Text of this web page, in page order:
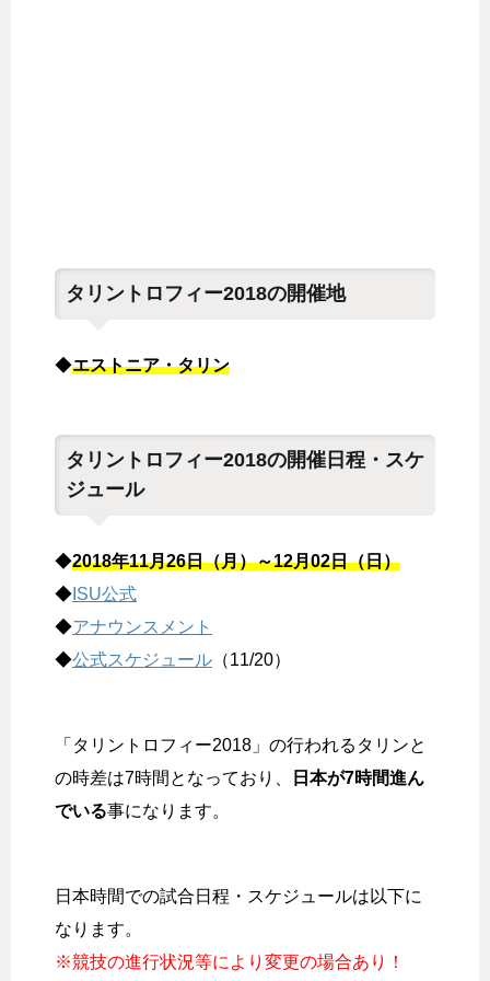
タリントロフィー2018の開催地
◆エストニア・タリン
タリントロフィー2018の開催日程・スケ
ジュール
◆2018年11月26日（月）～12月02日（日）
◆ ISU公式
◆アナウンスメント
◆公式スケジュール （11/20）
「タリントロフィー2018」の行われるタリンと
の時差は7時間となっており、
日本が7時間進ん
でいる事になります。
日本時間での試合日程・スケジュールは以下に
なります。
※競技の進行状況等により変更の場合あり！